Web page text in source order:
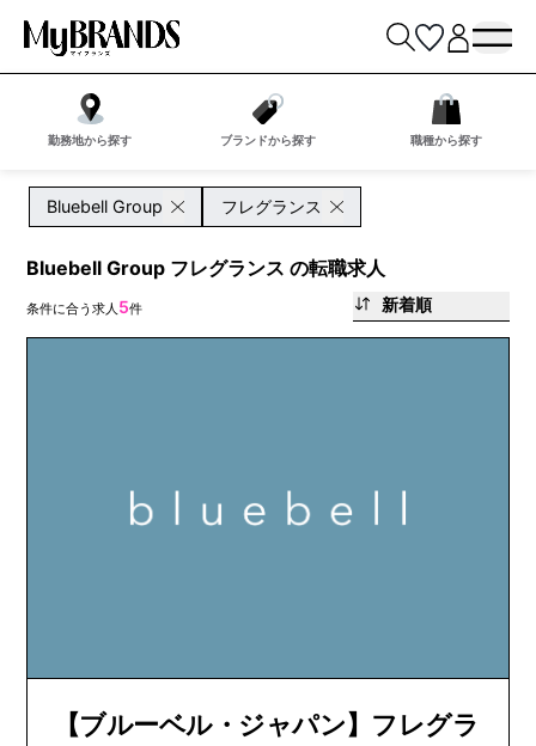
勤務地から探す ブランドから探す 職種から探す
Bluebell Group フレグランス
Bluebell Group フレグランス の転職求人
条件に合う求人 5件 新着順
【ブルーベル・ジャパン】フレグラ